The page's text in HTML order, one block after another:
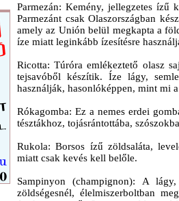
Parmezán: Kemény, jellegzetes ízű
Parmezánt csak Olaszországban
amely az Unión belül megkapta a
íze miatt leginkább ízesítésre
Ricotta: Túróra emlékeztető olasz
tejsavóből készítik. Íze lágy,
használják, hasonlóképpen, mint mi
Rókagomba: Ez a nemes erdei
tésztákhoz, tojásrántottába,
Rukola: Borsos ízű zöldsaláta,
miatt csak kevés kell belőle.
Sampinyon (champignon): A
zöldségesnél, élelmiszerboltban